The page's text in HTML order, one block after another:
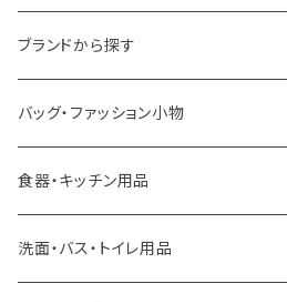
ブランドから探す
LOQI
ideaco
a.depeche
バッグ・ファッション小物
エコバッグ
アクセサリー
食器・キッチン用品
キッチンラック
洗面・バス・トイレ用品